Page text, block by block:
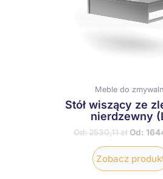
Meble do
Stół wiszący ze
nierdzewny
Od:2530,11zł Od:
Zobacz